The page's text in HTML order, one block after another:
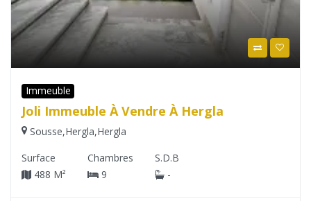
Immeuble
Joli Immeuble À Vendre À Hergla
Sousse,Hergla,Hergla
Surface
488 M²
Chambres
9
S.D.B
-